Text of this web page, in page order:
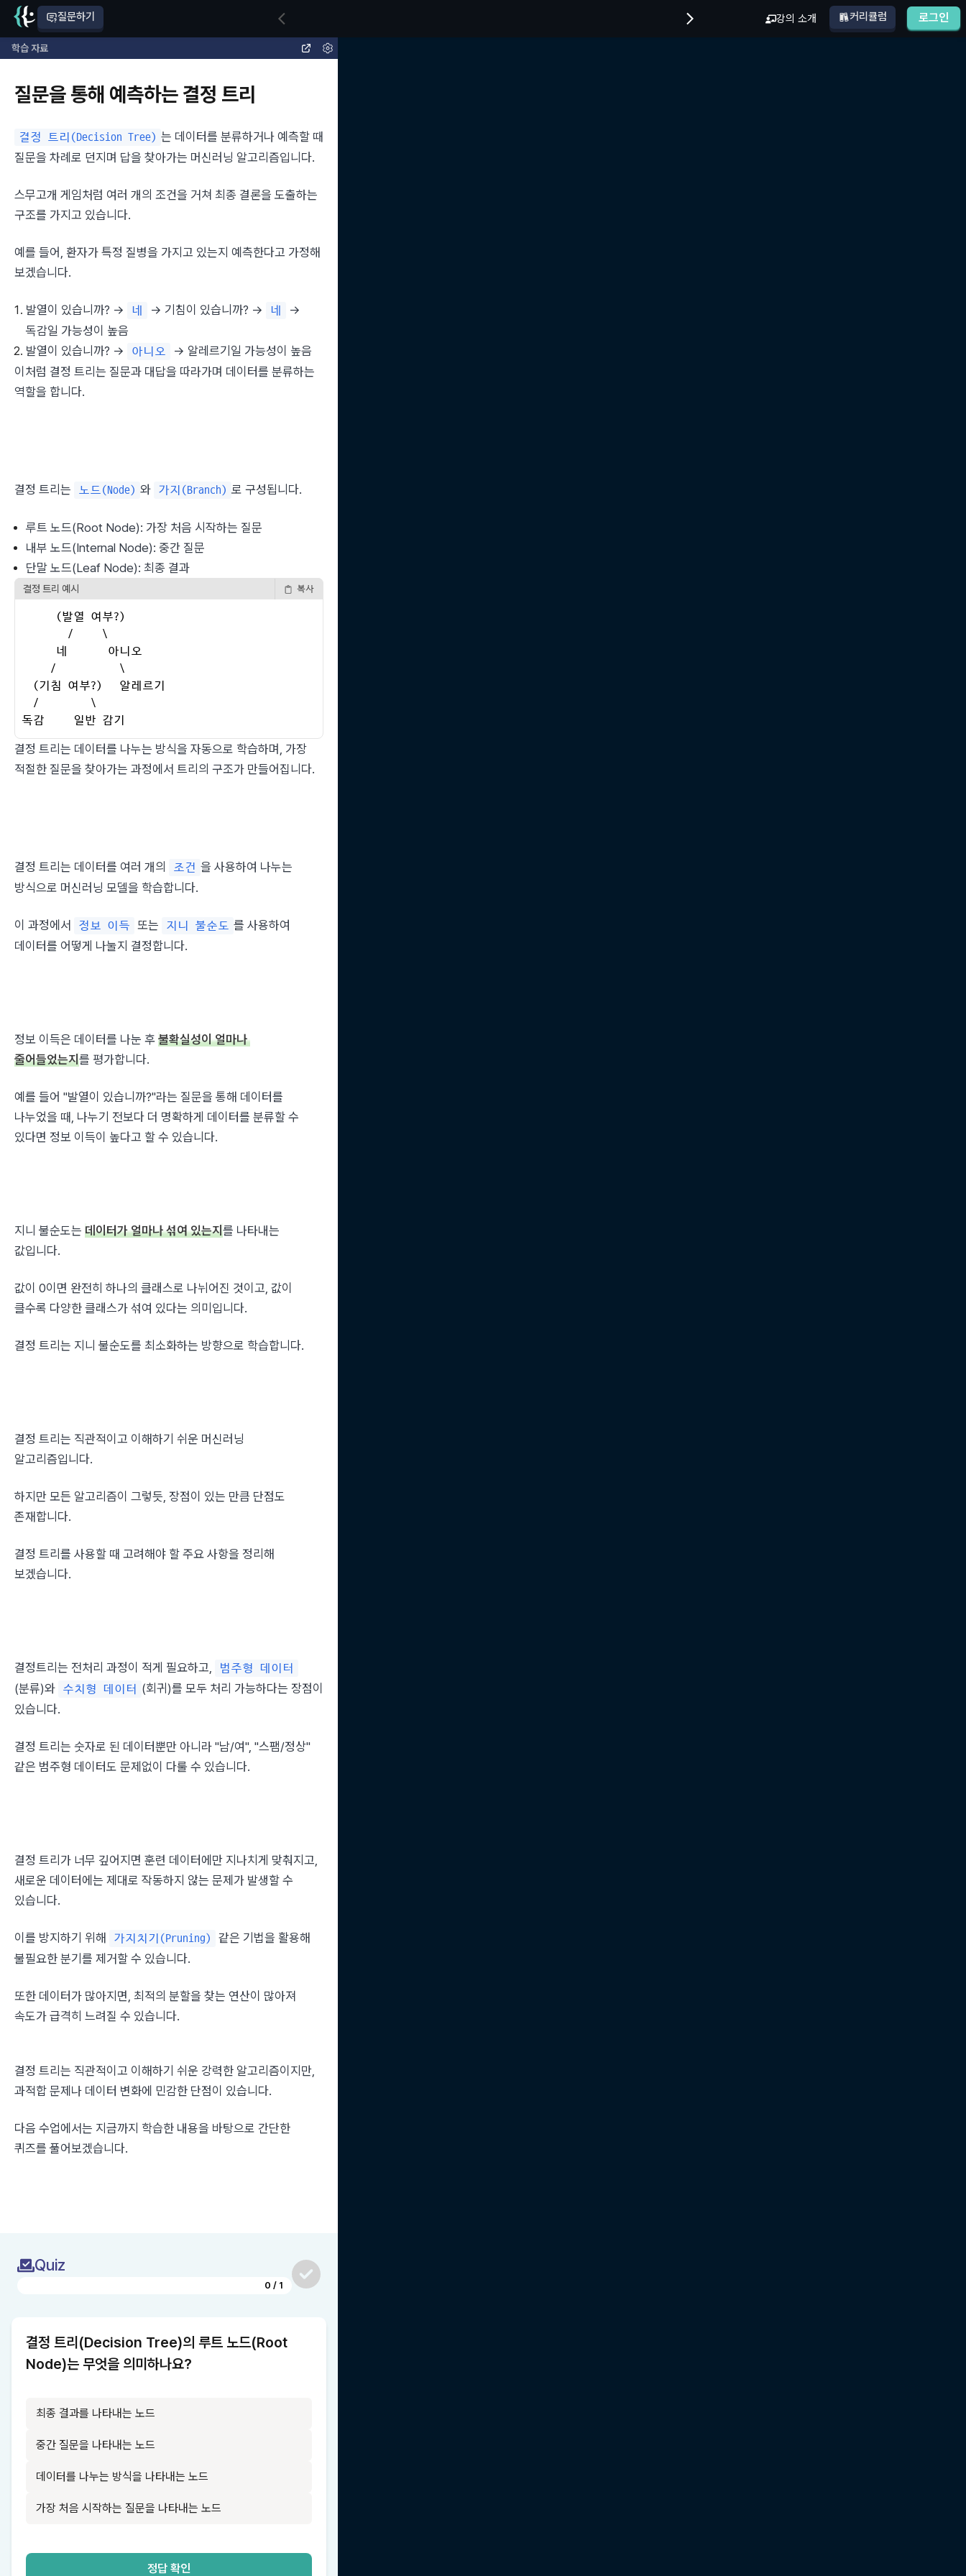
질문하기 강의 소개 커리큘럼 로그인
학습 자료
질문을 통해 예측하는 결정 트리
결정 트리(Decision Tree) 는 데이터를 분류하거나 예측할 때
질문을 차례로 던지며 답을 찾아가는 머신러닝 알고리즘입니다.
스무고개 게임처럼 여러 개의 조건을 거쳐 최종 결론을 도출하는
구조를 가지고 있습니다.
예를 들어, 환자가 특정 질병을 가지고 있는지 예측한다고 가정해
보겠습니다.
발열이 있습니까? → 네 → 기침이 있습니까? → 네
→
독감일 가능성이 높음
발열이 있습니까? →
아니오
→ 알레르기일 가능성이 높음
이처럼 결정 트리는 질문과 대답을 따라가며 데이터를 분류하는
역할을 합니다.
결정 트리는 노드(Node) 와 가지(Branch) 로 구성됩니다.
루트 노드(Root Node): 가장 처음 시작하는 질문
내부 노드(Internal Node): 중간 질문
단말 노드(Leaf Node): 최종 결과
결정 트리 예시 복사
       (발열 여부?)
         /     \
       네       아니오
      /           \
   (기침 여부?)   알레르기
   /         \
독감     일반 감기
결정 트리는 데이터를 나누는 방식을 자동으로 학습하며, 가장
적절한 질문을 찾아가는 과정에서 트리의 구조가 만들어집니다.
결정 트리는 데이터를 여러 개의 조건 을 사용하여 나누는
방식으로 머신러닝 모델을 학습합니다.
이 과정에서 정보 이득 또는 지니 불순도 를 사용하여
데이터를 어떻게 나눌지 결정합니다.
정보 이득은 데이터를 나눈 후 불확실성이 얼마나
줄어들었는지를 평가합니다.
예를 들어 "발열이 있습니까?"라는 질문을 통해 데이터를
나누었을 때, 나누기 전보다 더 명확하게 데이터를 분류할 수
있다면 정보 이득이 높다고 할 수 있습니다.
지니 불순도는 데이터가 얼마나 섞여 있는지를 나타내는
값입니다.
값이 0이면 완전히 하나의 클래스로 나뉘어진 것이고, 값이
클수록 다양한 클래스가 섞여 있다는 의미입니다.
결정 트리는 지니 불순도를 최소화하는 방향으로 학습합니다.
결정 트리는 직관적이고 이해하기 쉬운 머신러닝
알고리즘입니다.
하지만 모든 알고리즘이 그렇듯, 장점이 있는 만큼 단점도
존재합니다.
결정 트리를 사용할 때 고려해야 할 주요 사항을 정리해
보겠습니다.
결정트리는 전처리 과정이 적게 필요하고, 범주형 데이터
(분류)와 수치형 데이터
(회귀)를 모두 처리 가능하다는 장점이
있습니다.
결정 트리는 숫자로 된 데이터뿐만 아니라 "남/여", "스팸/정상"
같은 범주형 데이터도 문제없이 다룰 수 있습니다.
결정 트리가 너무 깊어지면 훈련 데이터에만 지나치게 맞춰지고,
새로운 데이터에는 제대로 작동하지 않는 문제가 발생할 수
있습니다.
이를 방지하기 위해 가지치기(Pruning)
같은 기법을 활용해
불필요한 분기를 제거할 수 있습니다.
또한 데이터가 많아지면, 최적의 분할을 찾는 연산이 많아져
속도가 급격히 느려질 수 있습니다.
결정 트리는 직관적이고 이해하기 쉬운 강력한 알고리즘이지만,
과적합 문제나 데이터 변화에 민감한 단점이 있습니다.
다음 수업에서는 지금까지 학습한 내용을 바탕으로 간단한
퀴즈를 풀어보겠습니다.
Quiz
0 / 1
결정 트리(Decision Tree)의 루트 노드(Root
Node)는 무엇을 의미하나요?
최종 결과를 나타내는 노드
중간 질문을 나타내는 노드
데이터를 나누는 방식을 나타내는 노드
가장 처음 시작하는 질문을 나타내는 노드
정답 확인